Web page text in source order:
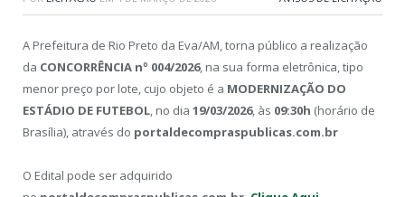
A Prefeitura de Rio Preto da Eva/AM, torna público a realização
da CONCORRÊNCIA nº 004/2026, na sua forma eletrônica, tipo
menor preço por lote, cujo objeto é a MODERNIZAÇÃO DO
ESTÁDIO DE FUTEBOL, no dia 19/03/2026, às 09:30h (horário de
Brasília), através do portaldecompraspublicas.com.br
O Edital pode ser adquirido